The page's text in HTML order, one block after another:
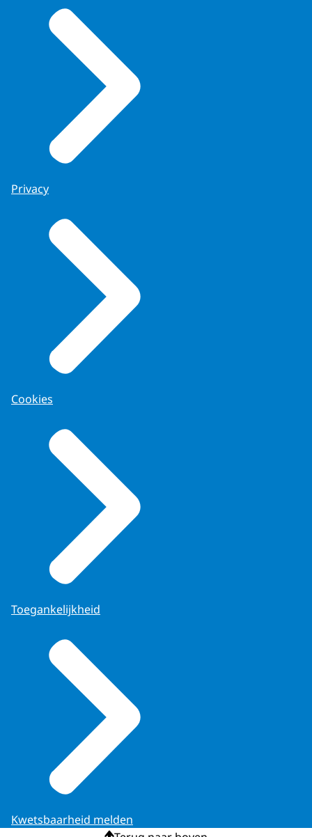
Privacy
Cookies
Toegankelijkheid
Kwetsbaarheid melden